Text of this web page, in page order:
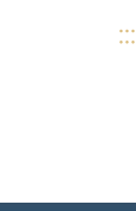
:::